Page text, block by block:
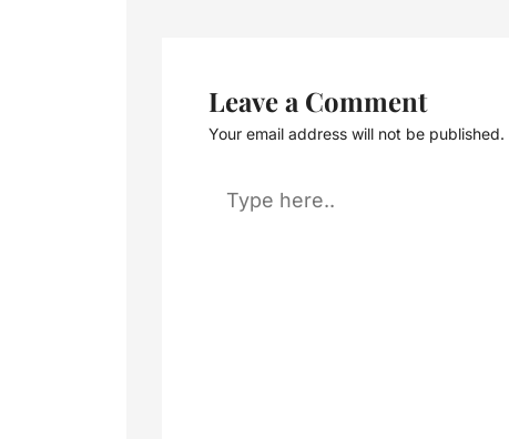
Leave a Comment
Your email address will not be published.
here..